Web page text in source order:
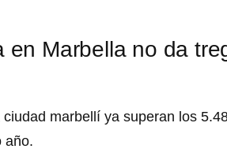
en Marbella no da
marbellí ya superan los
año.